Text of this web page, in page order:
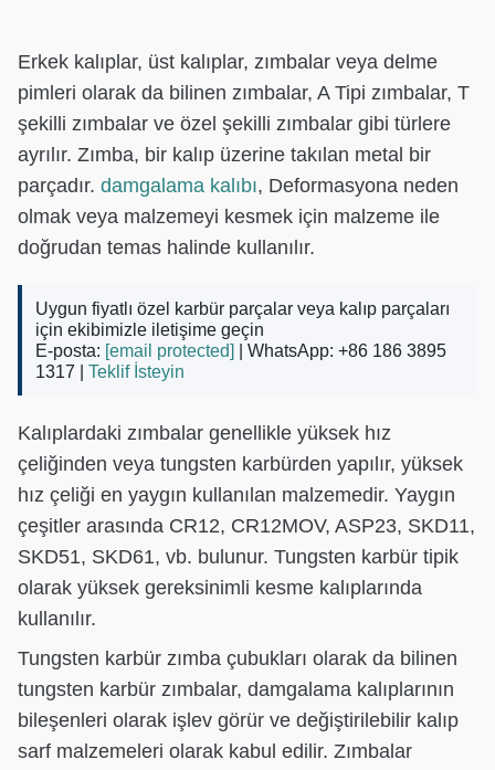
Erkek kalıplar, üst kalıplar, zımbalar veya delme
pimleri olarak da bilinen zımbalar, A Tipi zımbalar, T
şekilli zımbalar ve özel şekilli zımbalar gibi türlere
ayrılır. Zımba, bir kalıp üzerine takılan metal bir
parçadır. damgalama kalıbı, Deformasyona neden
olmak veya malzemeyi kesmek için malzeme ile
doğrudan temas halinde kullanılır.
Uygun fiyatlı özel karbür parçalar veya kalıp parçaları
için ekibimizle iletişime geçin
E-posta: [email protected]
| WhatsApp: +86 186 3895
1317 | Teklif İsteyin
Kalıplardaki zımbalar genellikle yüksek hız
çeliğinden veya tungsten karbürden yapılır, yüksek
hız çeliği en yaygın kullanılan malzemedir. Yaygın
çeşitler arasında CR12, CR12MOV, ASP23, SKD11,
SKD51, SKD61, vb. bulunur. Tungsten karbür tipik
olarak yüksek gereksinimli kesme kalıplarında
kullanılır.
Tungsten karbür zımba çubukları olarak da bilinen
tungsten karbür zımbalar, damgalama kalıplarının
bileşenleri olarak işlev görür ve değiştirilebilir kalıp
sarf malzemeleri olarak kabul edilir. Zımbalar